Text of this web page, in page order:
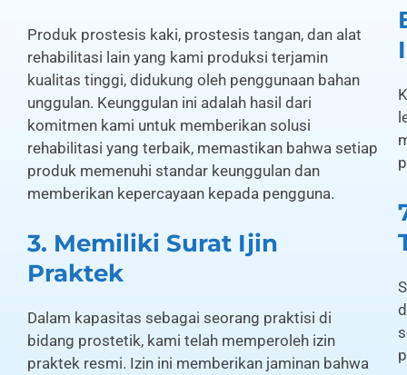
Produk prostesis kaki, prostesis tangan, dan alat
rehabilitasi lain yang kami produksi terjamin
kualitas tinggi, didukung oleh penggunaan bahan
unggulan. Keunggulan ini adalah hasil dari
komitmen kami untuk memberikan solusi
rehabilitasi yang terbaik, memastikan bahwa setiap
produk memenuhi standar keunggulan dan
memberikan kepercayaan kepada pengguna.
3. Memiliki Surat Ijin
Praktek
Dalam kapasitas sebagai seorang praktisi di
bidang prostetik, kami telah memperoleh izin
praktek resmi. Izin ini memberikan jaminan bahwa